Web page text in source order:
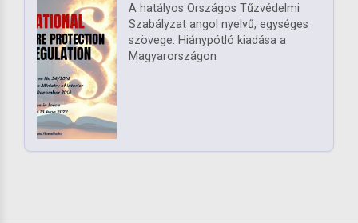
A hatályos Országos Tűzvédelmi
Szabályzat angol nyelvű, egységes
szövege. Hiánypótló kiadása a
Magyarországon